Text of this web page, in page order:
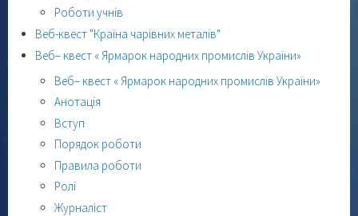
Роботи учнів
Веб-квест "Країна чарівних металів"
Веб– квест « Ярмарок народних промислів України»
Веб– квест « Ярмарок народних промислів України»
Анотація
Вступ
Порядок роботи
Правила роботи
Ролі
Журналіст